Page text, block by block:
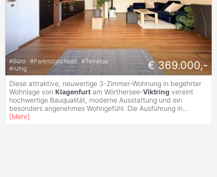
#Büro #Parkmöglichkeit #Terrasse
#ruhig € 369.000,-
Diese attraktive, neuwertige 3-Zimmer-Wohnung in begehrter
Wohnlage von Klagenfurt am Wörthersee-Viktring vereint
hochwertige Bauqualität, moderne Ausstattung und ein
besonders angenehmes Wohngefühl. Die Ausführung in...
[Mehr]